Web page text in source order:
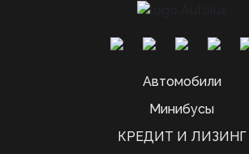
Автомобили
Минибусы
КРЕДИТ И ЛИЗИНГ